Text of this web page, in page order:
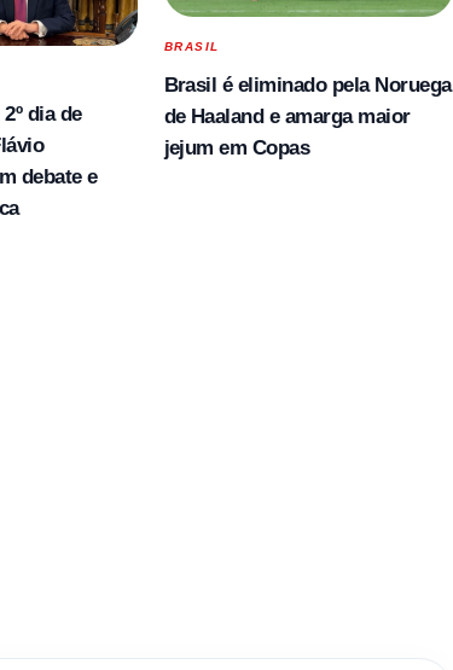
dia de
debate e
BRASIL
Brasil é eliminado pela Noruega
de Haaland e amarga maior
jejum em Copas